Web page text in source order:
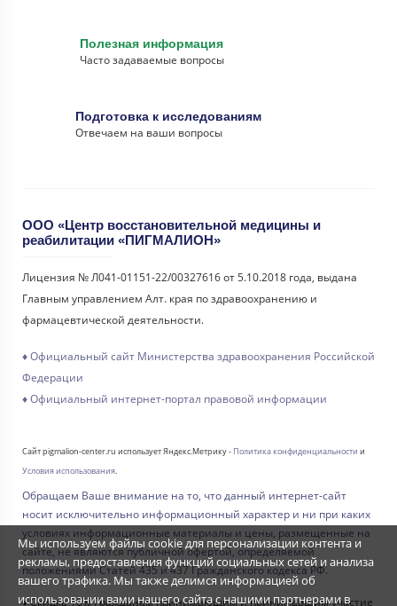
Полезная информация
Часто задаваемые вопросы
Подготовка к исследованиям
Отвечаем на ваши вопросы
ООО «Центр восстановительной медицины и
реабилитации «ПИГМАЛИОН»
Лицензия № Л041-01151-22/00327616 от 5.10.2018 года, выдана
Главным управлением Алт. края по здравоохранению и
фармацевтической деятельности.
♦ Официальный сайт Министерства здравоохранения Российской
Федерации
♦ Официальный интернет-портал правовой информации
Сайт pigmalion-center.ru использует Яндекс.Метрику - Политика конфиденциальности и
Условия использования.
Обращаем Ваше внимание на то, что данный интернет-сайт
носит исключительно информационный характер и ни при каких
условиях информационные материалы и цены, размещенные на
сайте, не являются публичной офертой, определяемой
положениями Статей 435 и 437 Гражданского кодекса РФ.
♦ Скидка 10% Гражданам принимающим и принимавшим участие
Мы используем файлы cookie для персонализации контента и
рекламы, предоставления функций социальных сетей и анализа
вашего трафика. Мы также делимся информацией об
использовании вами нашего сайта с нашими партнерами в